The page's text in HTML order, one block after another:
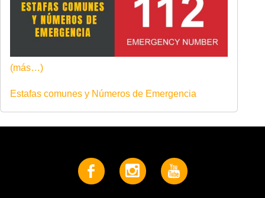
(más…)
Estafas comunes y Números de Emergencia